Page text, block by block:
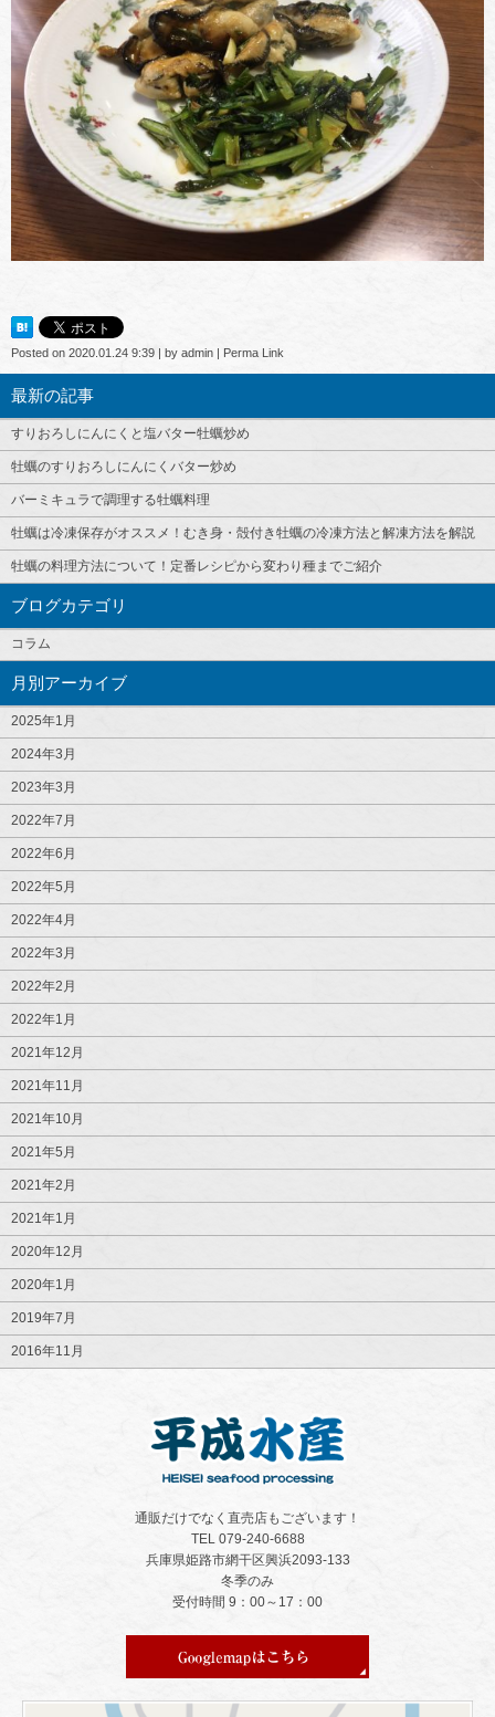
Posted on 2020.01.24 9:39 | by admin | Perma Link
最新の記事
すりおろしにんにくと塩バター牡蠣炒め
牡蠣のすりおろしにんにくバター炒め
バーミキュラで調理する牡蠣料理
牡蠣は冷凍保存がオススメ！むき身・殻付き牡蠣の冷凍方法と解凍方法を解説
牡蠣の料理方法について！定番レシピから変わり種までご紹介
ブログカテゴリ
コラム
月別アーカイブ
2025年1月
2024年3月
2023年3月
2022年7月
2022年6月
2022年5月
2022年4月
2022年3月
2022年2月
2022年1月
2021年12月
2021年11月
2021年10月
2021年5月
2021年2月
2021年1月
2020年12月
2020年1月
2019年7月
2016年11月
通販だけでなく直売店もございます！
TEL 079-240-6688
兵庫県姫路市網干区興浜2093-133
冬季のみ
受付時間 9：00～17：00